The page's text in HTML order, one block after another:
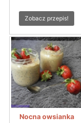
Zobacz przepis!
Nocna owsianka